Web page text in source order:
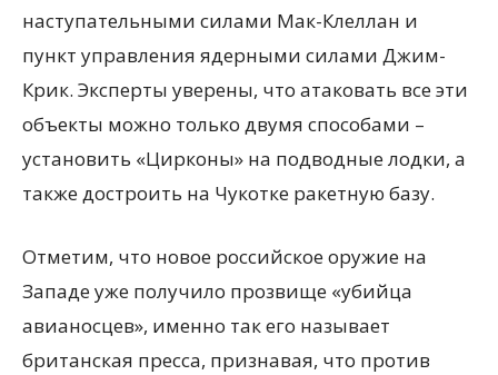
наступательными силами Мак-Клеллан и
пункт управления ядерными силами Джим-
Крик. Эксперты уверены, что атаковать все эти
объекты можно только двумя способами –
установить «Цирконы» на подводные лодки, а
также достроить на Чукотке ракетную базу.
Отметим, что новое российское оружие на
Западе уже получило прозвище «убийца
авианосцев», именно так его называет
британская пресса, признавая, что против